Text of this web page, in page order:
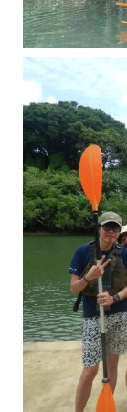
梅雨真っ只中の沖縄ですが 今日もカンカンに晴れてくれました！！
今日は満潮だっ